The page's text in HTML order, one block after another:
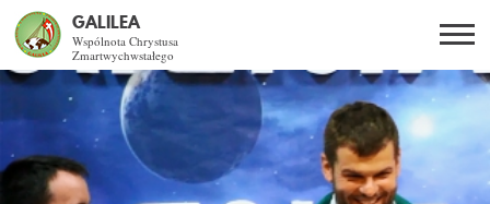
GALILEA
Wspólnota Chrystusa
Zmartwychwstałego
PL EN BG
Szukaj
CO DAJE ŻYCIE Z JEZUSEM?